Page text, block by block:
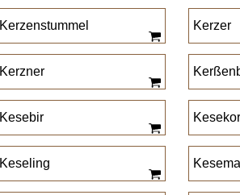
Kerzenstummel Kerzer
Kerzner
Kesebir
Keseling